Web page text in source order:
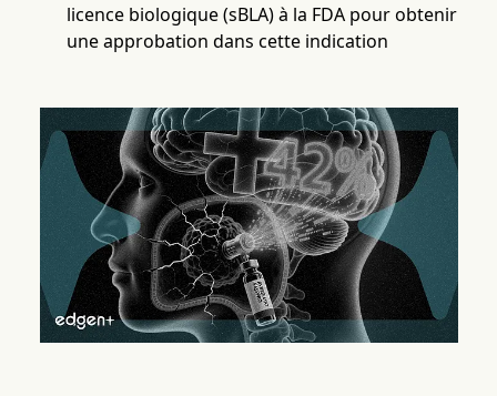
licence biologique (sBLA) à la FDA pour obtenir
une approbation dans cette indication